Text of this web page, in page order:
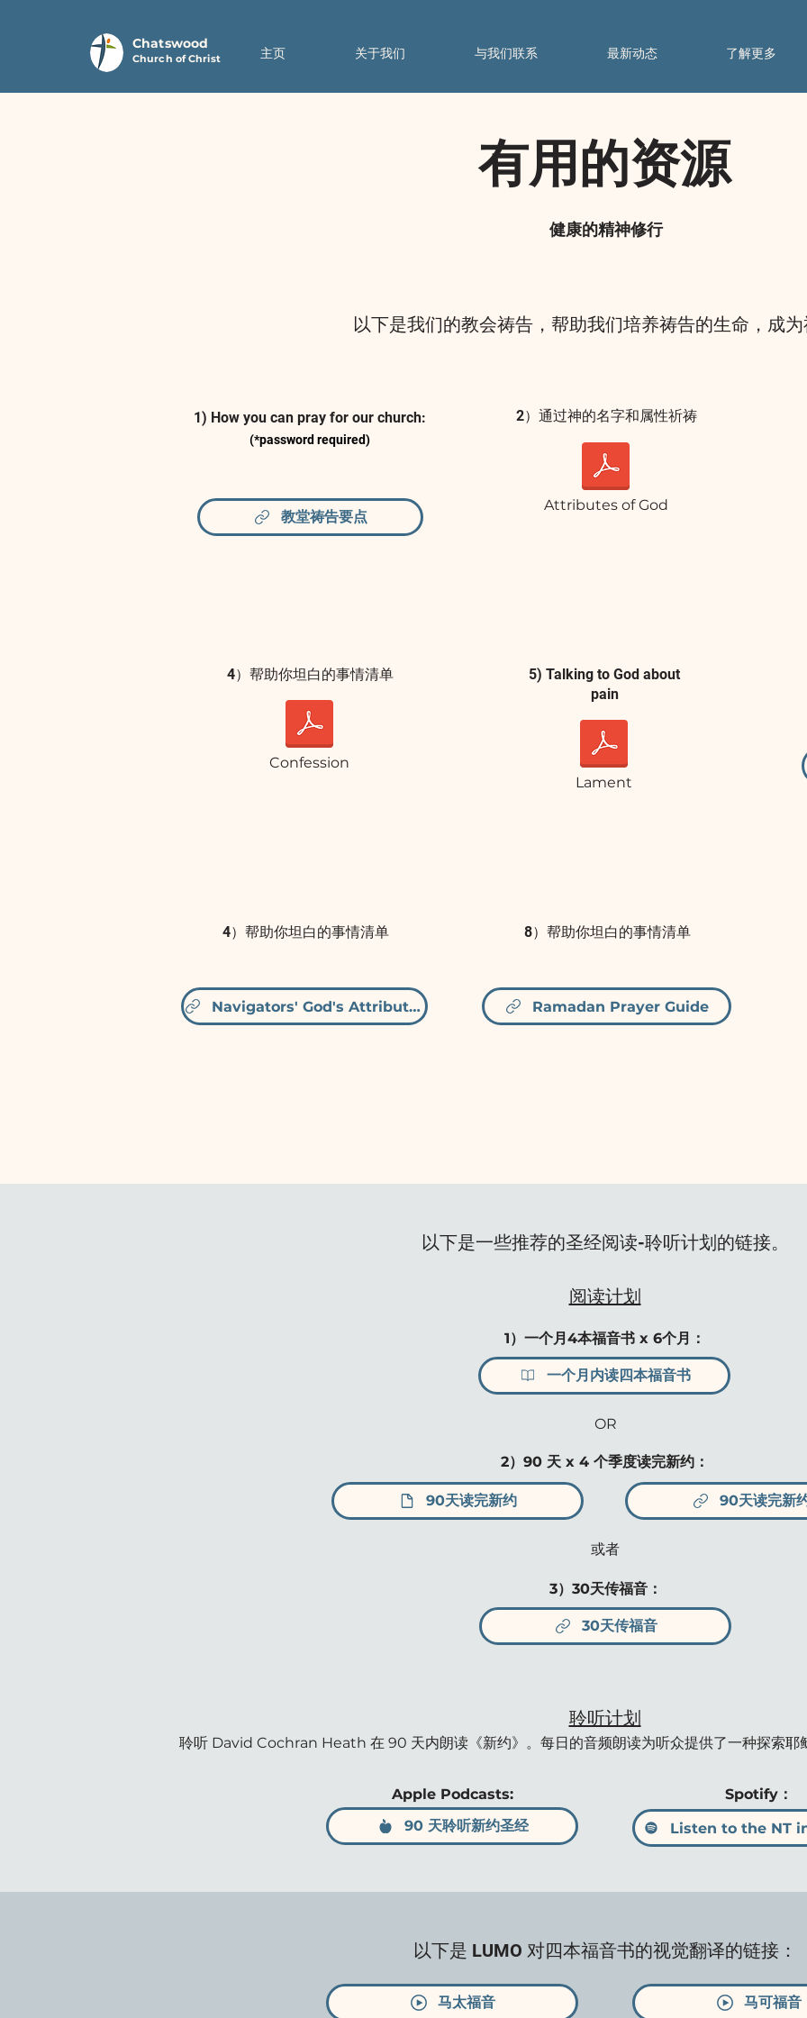
Chatswood
Church of Christ 主页 关于我们 与我们联系 最新动态 了解更多
有用的资源
健康的精神修行
以下是我们的教会祷告，帮助我们培养祷告的生命，成
1) How you can pray for our church:
(*password required)
教堂祷告要点
2）通过神的名字和属性祈祷
Attributes of God
4）帮助你坦白的事情清单
Confession
5) Talking to God about
pain
Lament
4）帮助你坦白的事情清单
Navigators' God's Attributes
8）帮助你坦白的事情清单
Ramadan Prayer Guide
以下是一些推荐的圣经阅读-聆听计划的链接。
阅读计划
1）一个月4本福音书 x 6个月：
一个月内读四本福音书
OR
2）90 天 x 4 个季度读完新约：
90天读完新约 90天读完新
或者
3）30天传福音：
30天传福音
聆听计划
聆听 David Cochran Heath 在 90 天内朗读《新约》。每日的音频朗读为听众提供了一种探索耶
Apple Podcasts:
90 天聆听新约圣经
Spotify：
Listen to the NT
以下是 LUMO 对四本福音书的视觉翻译的链接：
马太福音 马可福音